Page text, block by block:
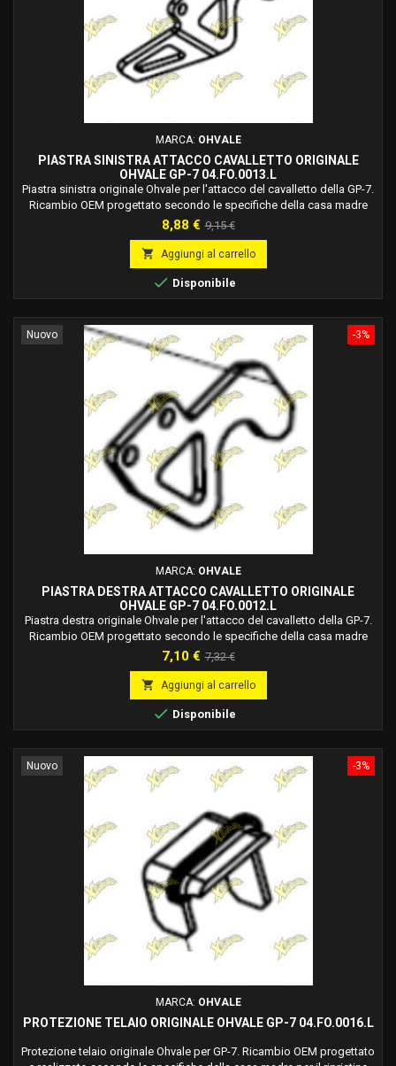
MARCA: OHVALE
PIASTRA SINISTRA ATTACCO CAVALLETTO ORIGINALE
OHVALE GP-7 04.FO.0013.L
Piastra sinistra originale Ohvale per l'attacco del cavalletto della GP-7.
Ricambio OEM progettato secondo le specifiche della casa madre
per il corretto montaggio del gruppo cavalletto.
Prezzo
8,88 € Prezzo
base
9,15 €
 Aggiungi al carrello
 Disponibile
-3%
Nuovo
MARCA: OHVALE
PIASTRA DESTRA ATTACCO CAVALLETTO ORIGINALE
OHVALE GP-7 04.FO.0012.L
Piastra destra originale Ohvale per l'attacco del cavalletto della GP-7.
Ricambio OEM progettato secondo le specifiche della casa madre
per il corretto montaggio del gruppo cavalletto.
Prezzo
7,10 € Prezzo
base
7,32 €
 Aggiungi al carrello
 Disponibile
-3%
Nuovo
MARCA: OHVALE
PROTEZIONE TELAIO ORIGINALE OHVALE GP-7 04.FO.0016.L
Protezione telaio originale Ohvale per GP-7. Ricambio OEM progettato